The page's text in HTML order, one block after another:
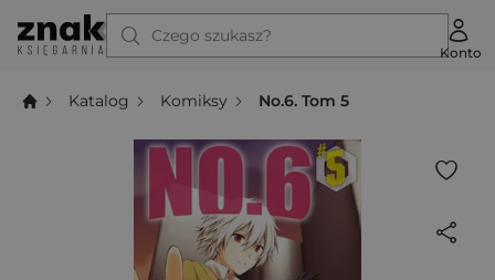
Czego szukasz?
Konto
Katalog Komiksy No.6. Tom 5